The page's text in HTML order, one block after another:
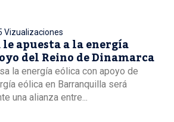
Vizualizaciones
apuesta a la energía
del Reino de Dinamarca
la energía eólica con apoyo de
eólica en Barranquilla será
una alianza entre...